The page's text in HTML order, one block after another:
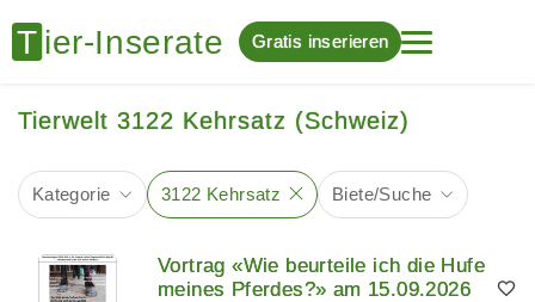
Gratis inserieren
Tierwelt 3122 Kehrsatz (Schweiz)
Kategorie 3122 Kehrsatz Biete/Suche
Vortrag «Wie beurteile ich die Hufe
meines Pferdes?» am 15.09.2026